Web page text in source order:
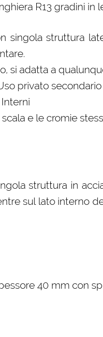
R13 gradini in
singola struttura
si adatta a
privato secondario
e le cromie
struttura in
sul lato interno
40 mm con